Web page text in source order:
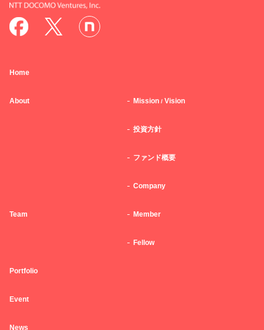
Home
About Mission / Vision
投資方針
ファンド概要
Company
Team Member
Fellow
Portfolio
Event
News